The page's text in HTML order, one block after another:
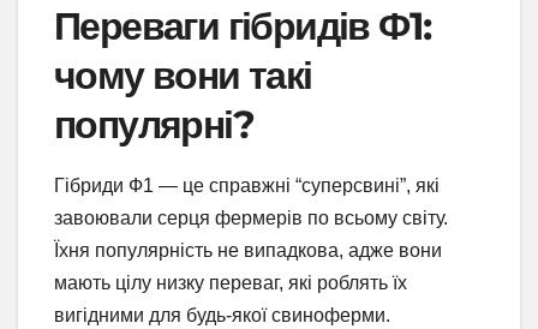
Переваги гібридів Ф1:
чому вони такі
популярні?
Гібриди Ф1 — це справжні “суперсвині”, які
завоювали серця фермерів по всьому світу.
Їхня популярність не випадкова, адже вони
мають цілу низку переваг, які роблять їх
вигідними для будь-якої свиноферми.